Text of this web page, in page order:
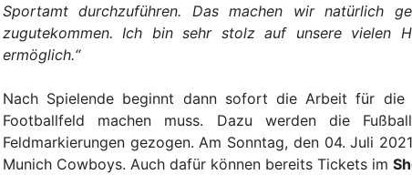
Sportamt durchzuführen. Das machen wir natürlich
zugutekommen. Ich bin sehr stolz auf unsere vielen
ermöglich.“
Nach Spielende beginnt dann sofort die Arbeit für
Footballfeld machen muss. Dazu werden die
Feldmarkierungen gezogen. Am Sonntag, den 04. Juli
Munich Cowboys. Auch dafür können bereits Tickets im